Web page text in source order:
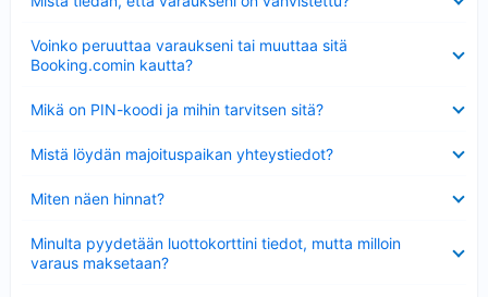
Voinko peruuttaa varaukseni tai muuttaa sitä
Booking.comin kautta?
Mikä on PIN-koodi ja mihin tarvitsen sitä?
Mistä löydän majoituspaikan yhteystiedot?
Miten näen hinnat?
Minulta pyydetään luottokorttini tiedot, mutta milloin
varaus maksetaan?